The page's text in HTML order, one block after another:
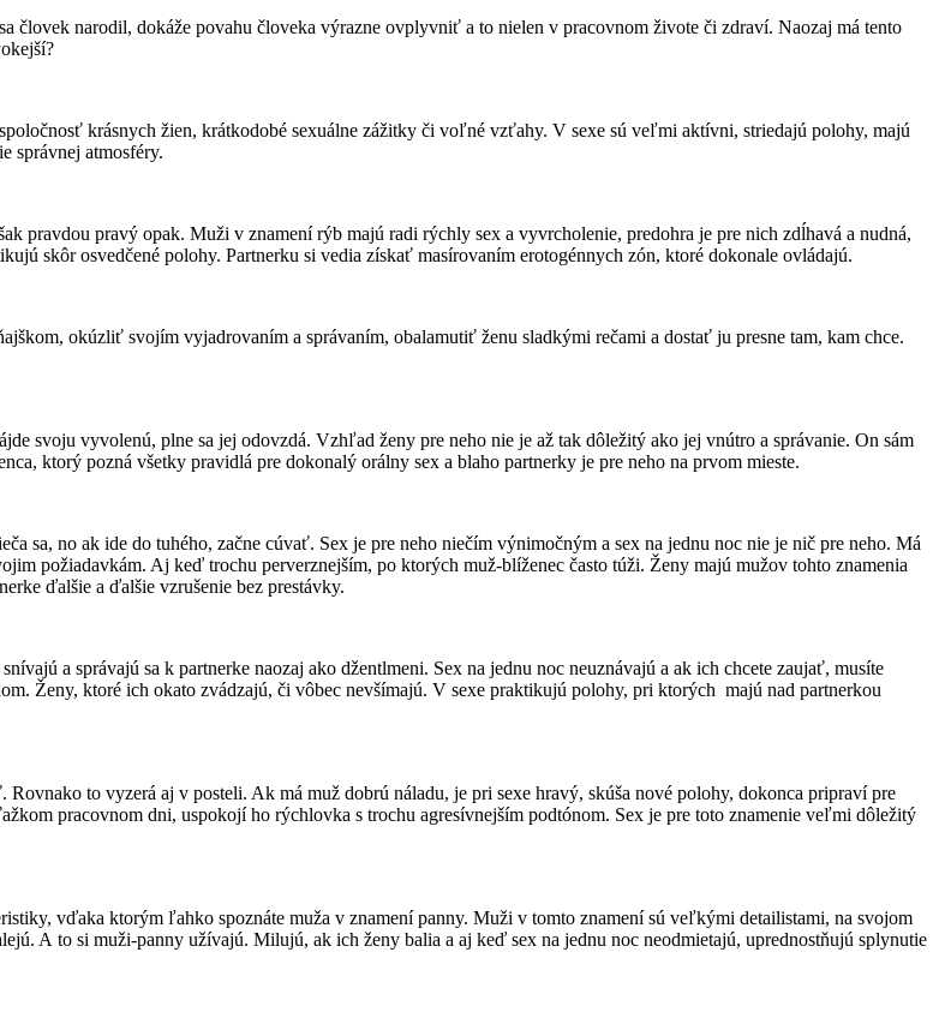
narodil, dokáže povahu človeka výrazne ovplyvniť a to nielen v pracovnom živote či zdraví. Naozaj má tento
krásnych žien, krátkodobé sexuálne zážitky či voľné vzťahy. V sexe sú veľmi aktívni, striedajú polohy, majú
správnej atmosféry.
pravdou pravý opak. Muži v znamení rýb majú radi rýchly sex a vyvrcholenie, predohra je pre nich zdĺhavá a nudná,
skôr osvedčené polohy. Partnerku si vedia získať masírovaním erotogénnych zón, ktoré dokonale ovládajú.
okúzliť svojím vyjadrovaním a správaním, obalamutiť ženu sladkými rečami a dostať ju presne tam, kam chce.
svoju vyvolenú, plne sa jej odovzdá. Vzhľad ženy pre neho nie je až tak dôležitý ako jej vnútro a správanie. On sám
ktorý pozná všetky pravidlá pre dokonalý orálny sex a blaho partnerky je pre neho na prvom mieste.
sa, no ak ide do tuhého, začne cúvať. Sex je pre neho niečím výnimočným a sex na jednu noc nie je nič pre neho. Má
požiadavkám. Aj keď trochu perverznejším, po ktorých muž-blíženec často túži. Ženy majú mužov tohto znamenia
ďalšie a ďalšie vzrušenie bez prestávky.
a správajú sa k partnerke naozaj ako džentlmeni. Sex na jednu noc neuznávajú a ak ich chcete zaujať, musíte
Ženy, ktoré ich okato zvádzajú, či vôbec nevšímajú. V sexe praktikujú polohy, pri ktorých majú nad partnerkou
to vyzerá aj v posteli. Ak má muž dobrú náladu, je pri sexe hravý, skúša nové polohy, dokonca pripraví pre
pracovnom dni, uspokojí ho rýchlovka s trochu agresívnejším podtónom. Sex je pre toto znamenie veľmi dôležitý
vďaka ktorým ľahko spoznáte muža v znamení panny. Muži v tomto znamení sú veľkými detailistami, na svojom
A to si muži-panny užívajú. Milujú, ak ich ženy balia a aj keď sex na jednu noc neodmietajú, uprednostňujú splynutie